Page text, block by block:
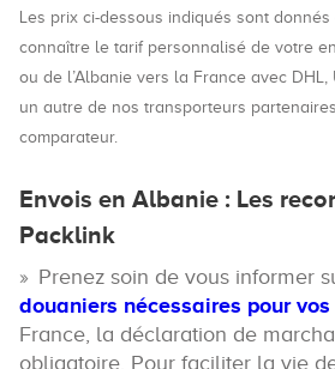
Les prix ci-dessous indiqués sont
connaître le tarif personnalisé de votre
ou de l’Albanie vers la France avec DHL,
un autre de nos transporteurs
comparateur.
Envois en Albanie : Les
Packlink
Prenez soin de vous informer
douaniers nécessaires pour
France, la déclaration de
obligatoire. Pour faciliter la vie